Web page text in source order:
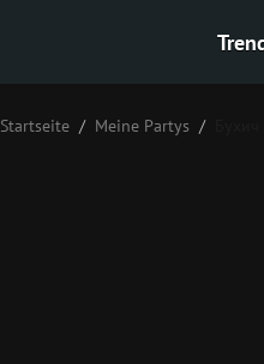
Startseite Meine Partys